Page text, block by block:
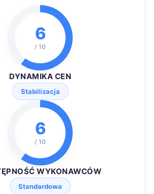
6
/ 10
DYNAMIKA CEN
Stabilizacja
6
/ 10
WYKONAWCÓW
Standardowa